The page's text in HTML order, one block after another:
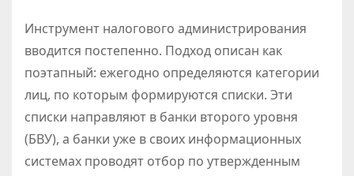
Инструмент налогового администрирования
вводится постепенно. Подход описан как
поэтапный: ежегодно определяются категории
лиц, по которым формируются списки. Эти
списки направляют в банки второго уровня
(БВУ), а банки уже в своих информационных
системах проводят отбор по утвержденным